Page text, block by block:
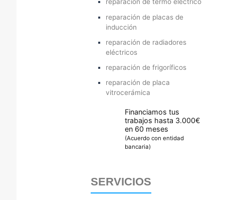
reparación de termo eléctrico
reparación de placas de
inducción
reparación de radiadores
eléctricos
reparación de frigoríficos
reparación de placa
vitrocerámica
Financiamos tus
trabajos hasta 3.000€
en 60 meses
(Acuerdo con entidad
bancaria)
SERVICIOS